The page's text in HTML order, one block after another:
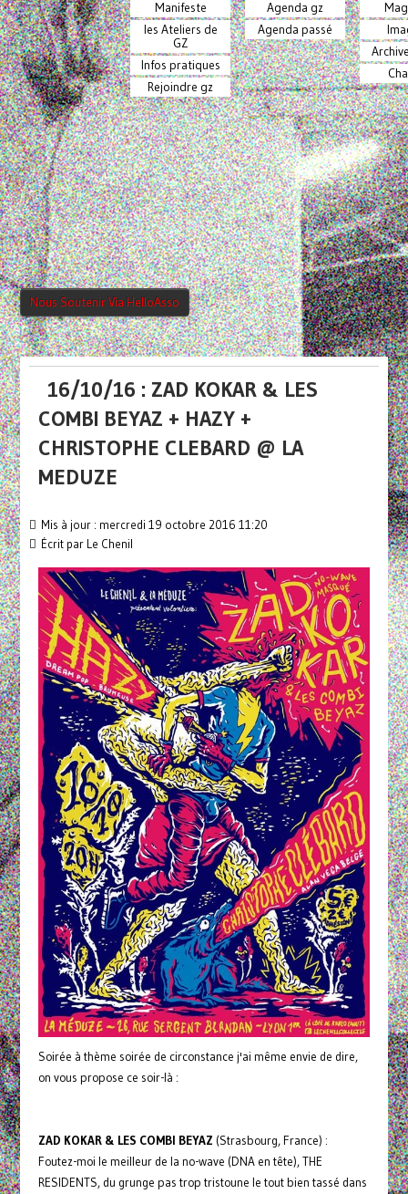
Manifeste
les Ateliers de
GZ
Infos pratiques
Rejoindre gz
Agenda gz
Agenda passé
Nous Soutenir Via HelloAsso
16/10/16 : ZAD KOKAR & LES
COMBI BEYAZ + HAZY +
CHRISTOPHE CLEBARD @ LA
MEDUZE
Mis à jour : mercredi 19 octobre 2016 11:20
Écrit par Le Chenil
Soirée à thème soirée de circonstance j'ai même envie de dire,
on vous propose ce soir-là :
ZAD KOKAR & LES COMBI BEYAZ (Strasbourg, France) :
Foutez-moi le meilleur de la no-wave (DNA en tête), THE
RESIDENTS, du grunge pas trop tristoune le tout bien tassé dans